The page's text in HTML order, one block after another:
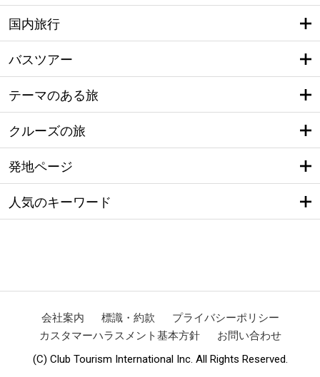
国内旅行
バスツアー
テーマのある旅
クルーズの旅
発地ページ
人気のキーワード
会社案内 標識・約款
プライバシーポリシー
カスタマーハラスメント基本方針
お問い合わせ
(C) Club Tourism International Inc. All Rights Reserved.